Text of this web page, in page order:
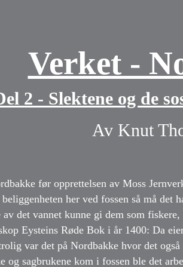
Verket -
2 - Slektene og de
Av Knut
før opprettelsen av Moss
her ved fossen så må det
det vannet kunne gi dem som
Eysteins Røde Bok i år 1400: Da
var det på Nordbakke hvor det også
og sagbrukene kom i fossen ble det